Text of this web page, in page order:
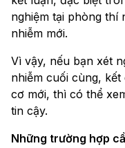
nghiệm tại phòng thí
nhiễm mới.
Vì vậy, nếu bạn xét
nhiễm cuối cùng,
cơ mới, thì có thể
tin cậy.
Những trường hợp